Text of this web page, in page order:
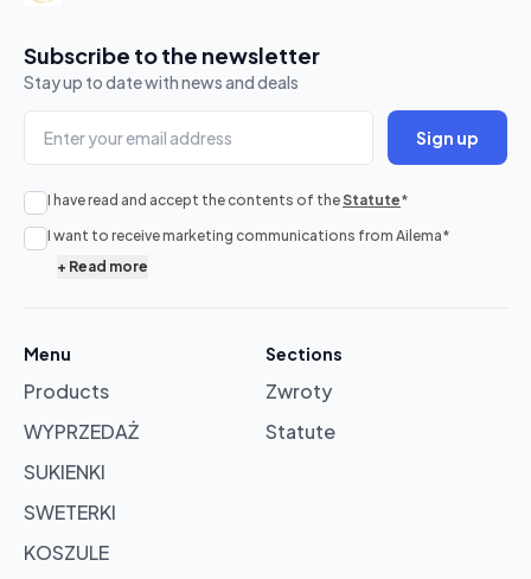
No
products
Browse
products
Subscribe to the newsletter
Stay up to date with news and deals
Sign up
I have read and accept the contents of the Statute*
I want to receive marketing communications from Ailema*
+ Read more
Menu
Products
WYPRZEDAŻ
SUKIENKI
SWETERKI
KOSZULE
Sections
Zwroty
Statute